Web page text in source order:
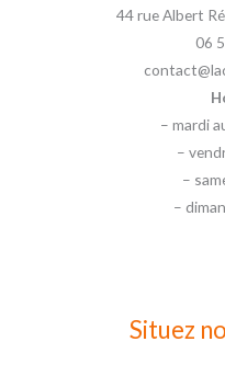
44 rue Albert
06
– mardi
–
–
–
Situez